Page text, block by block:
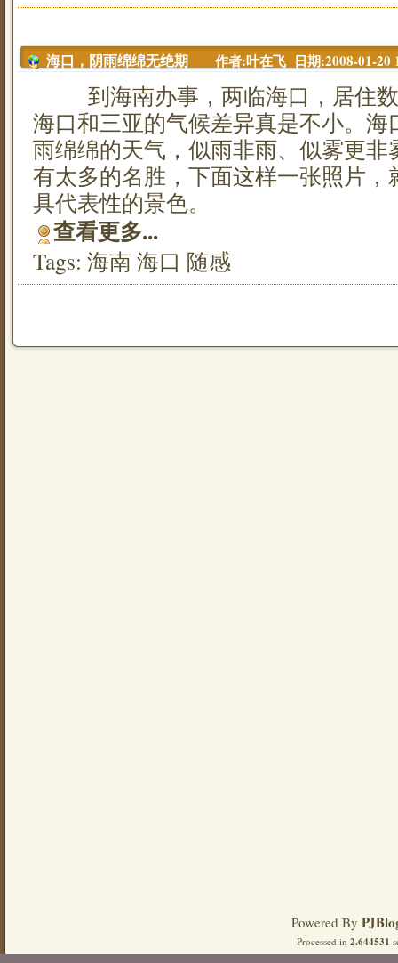
海口，阴雨绵绵无绝期 作者:叶在飞 日期:2008-01-20
到海南办事，两临海口，居住数
海口和三亚的气候差异真是不小。
雨绵绵的天气，似雨非雨、似雾更
有太多的名胜，下面这样一张照片
具代表性的景色。
查看更多...
Tags: 海南 海口 随感
Powered By
Processed in 2.644531